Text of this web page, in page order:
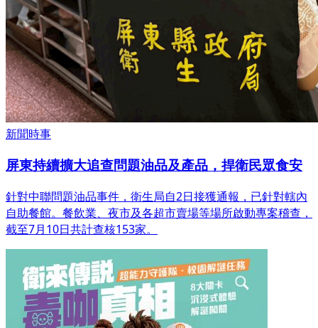
新聞時事
屏東持續擴大追查問題油品及產品，捍衛民眾食安
針對中聯問題油品事件，衛生局自2日接獲通報，已針對轄內
自助餐館。餐飲業、夜市及各超市賣場等場所啟動專案稽查，
截至7月10日共計查核153家。